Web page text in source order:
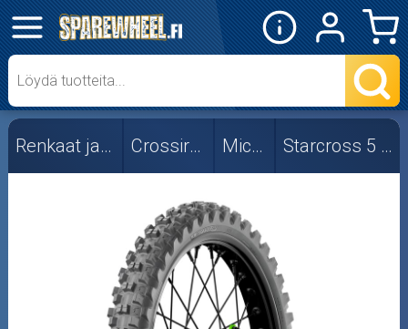
✕
Mopon osat
Skootterin osat
Crossipyörän osat
Moottoripyörän osat
Moottorikelkan osat
Mopoauton osat
Renkaat ja vanteet Crossirenkaat Michelin Starcross 5 Medium